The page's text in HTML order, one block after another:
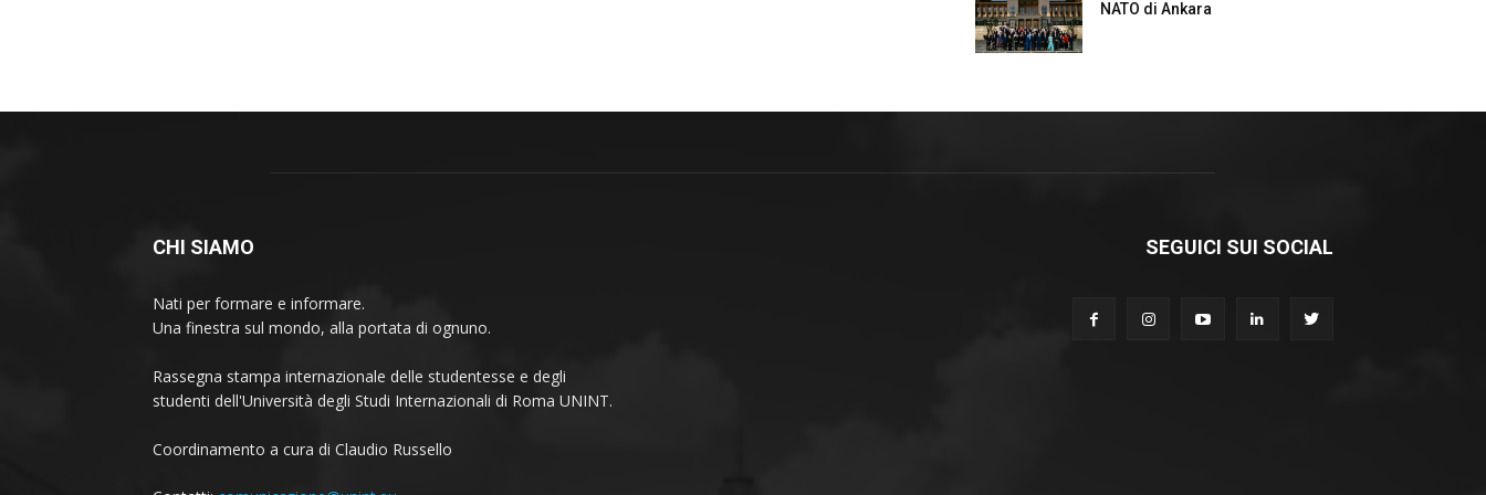
NATO di Ankara
CHI SIAMO
Nati per formare e informare.
Una finestra sul mondo, alla portata di ognuno.
Rassegna stampa internazionale delle studentesse e degli
studenti dell'Università degli Studi Internazionali di Roma UNINT.
Coordinamento a cura di Claudio Russello
SEGUICI SUI SOCIAL